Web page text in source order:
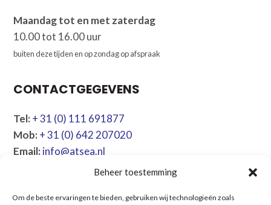
Beheer toestemming
Om de beste ervaringen te bieden, gebruiken wij technologieën zoals
Maandag tot en met zaterdag
10.00 tot 16.00 uur
buiten deze tijden en op zondag op afspraak
CONTACTGEGEVENS
Tel: + 31 (0) 111 691877
Mob: + 31 (0) 642 207020
Email:info@atsea.nl
NAVIGATIE